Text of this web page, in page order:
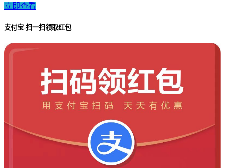
立即查看
支付宝-扫一扫领取红包